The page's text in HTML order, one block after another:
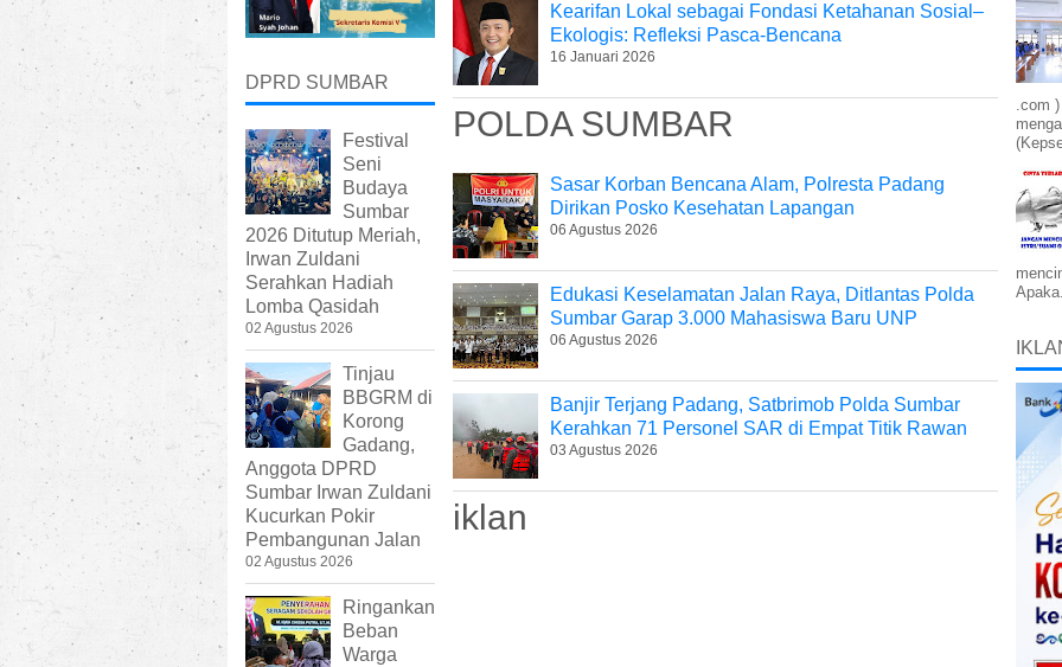
Kearifan Lokal sebagai Fondasi Ketahanan Sosial–
Ekologis: Refleksi Pasca-Bencana
16 Januari 2026
POLDA SUMBAR
Sasar Korban Bencana Alam, Polresta Padang
Dirikan Posko Kesehatan Lapangan
06 Agustus 2026
Edukasi Keselamatan Jalan Raya, Ditlantas Polda
Sumbar Garap 3.000 Mahasiswa Baru UNP
06 Agustus 2026
Banjir Terjang Padang, Satbrimob Polda Sumbar
Kerahkan 71 Personel SAR di Empat Titik Rawan
03 Agustus 2026
iklan
DPRD SUMBAR
Festival
Seni
Budaya
Sumbar
2026 Ditutup Meriah,
Irwan Zuldani
Serahkan Hadiah
Lomba Qasidah
02 Agustus 2026
Tinjau
BBGRM di
Korong
Gadang,
Anggota DPRD
Sumbar Irwan Zuldani
Kucurkan Pokir
Pembangunan Jalan
02 Agustus 2026
Ringankan
Beban
Warga
.com